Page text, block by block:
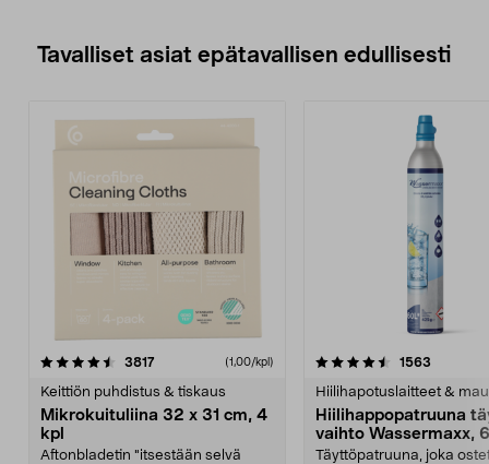
Tavalliset asiat epätavallisen edullisesti
3817arvostelut (1,00/kpl)
Keittiön puhdistus & tiskaus
Mikrokuituliina 32 x 31 cm, 4
kpl
Aftonbladetin "itsestään selvä
4.5viidestä
1563
Hiilihapotuslaitteet &
Hiilihappopatruuna
vaihto Wassermaxx,
Täyttöpatruuna, joka
4.5viidestä